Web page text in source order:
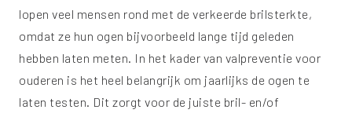
lopen veel mensen rond met de verkeerde brilsterkte,
omdat ze hun ogen bijvoorbeeld lange tijd geleden
hebben laten meten. In het kader van valpreventie voor
ouderen is het heel belangrijk om jaarlijks de ogen te
laten testen. Dit zorgt voor de juiste bril- en/of